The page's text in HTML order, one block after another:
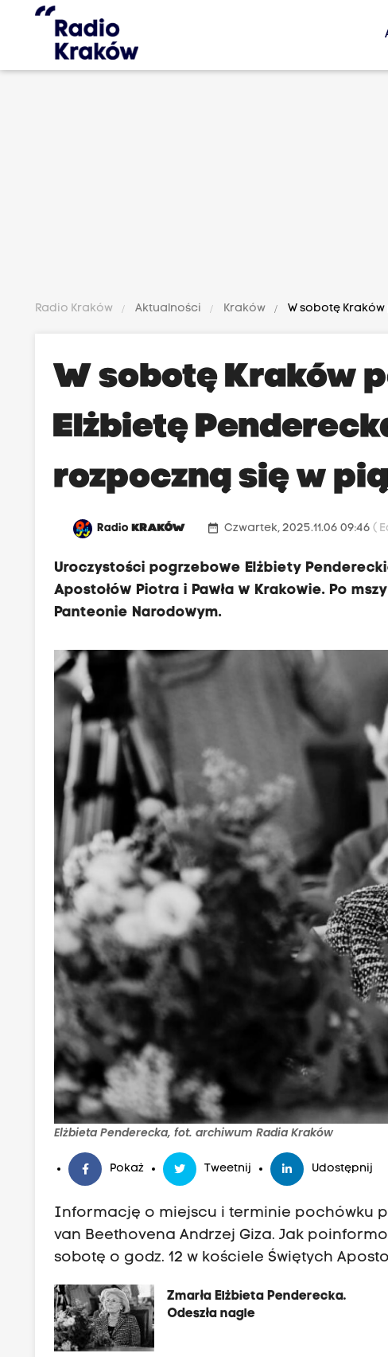
Radio Kraków Aktualności Kraków W sobotę
W sobotę Kraków
Elżbietę
rozpoczną się w
RadioKRAKÓW date_range Czwartek, 2025.11.06 09:46(
Uroczystości pogrzebowe Elżbiety
Apostołów Piotra i Pawła w Krakowie. Po
Panteonie Narodowym.
Elżbieta Penderecka, fot. archiwum Radia Kraków
Pokaż Tweetnij Udostępnij
Informację o miejscu i terminie pochówku
van Beethovena Andrzej Giza. Jak
sobotę o godz. 12 w kościele Świętych
Zmarła Elżbieta Penderecka.
Odeszła nagle